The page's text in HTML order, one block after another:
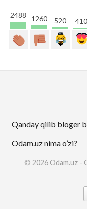
2488 1260 520 410
Qanday qilib bloger
Odam.uz nima o’zi?
© 2026 Odam.uz -